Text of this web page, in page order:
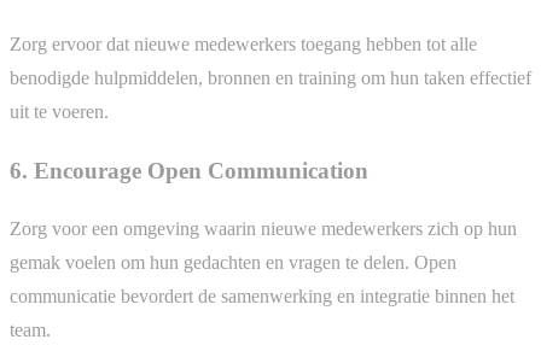
Zorg ervoor dat nieuwe medewerkers toegang hebben tot alle
benodigde hulpmiddelen, bronnen en training om hun taken effectief
uit te voeren.
6. Encourage Open Communication
Zorg voor een omgeving waarin nieuwe medewerkers zich op hun
gemak voelen om hun gedachten en vragen te delen. Open
communicatie bevordert de samenwerking en integratie binnen het
team.